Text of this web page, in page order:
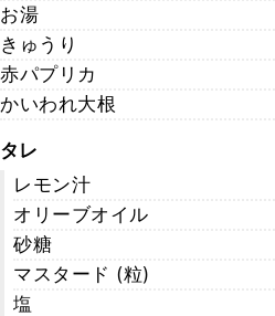
お湯
きゅうり
赤パプリカ
かいわれ大根
タレ
レモン汁
オリーブオイル
砂糖
マスタード (粒)
塩